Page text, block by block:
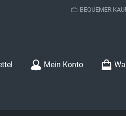
BEQUEMER
Mein Konto